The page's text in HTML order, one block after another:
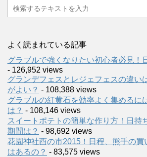
よく読まれている記事
グラブルで強くなりたい初心者必見！
- 126,952 views
グランデフェスとレジェフェスの違い
がよい？ - 108,388 views
グラブルの紅黄石を効率よく集めるに
は？ - 108,146 views
スイートポテトの簡単な作り方！日持
期間は？ - 98,692 views
花園神社酉の市2015！日程、熊手の買
はあるの？ - 83,575 views